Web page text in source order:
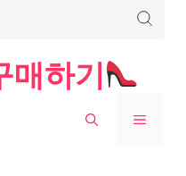
매하기
MENU